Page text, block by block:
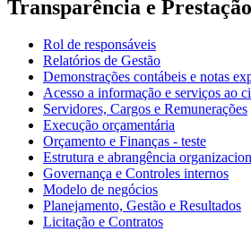
Transparência e
Rol de responsáveis
Relatórios de Gestão
Demonstrações contábeis e notas
Acesso a informação e serviços ao
Servidores, Cargos e Remunerações
Execução orçamentária
Orçamento e Finanças - teste
Estrutura e abrangência
Governança e Controles internos
Modelo de negócios
Planejamento, Gestão e Resultados
Licitação e Contratos